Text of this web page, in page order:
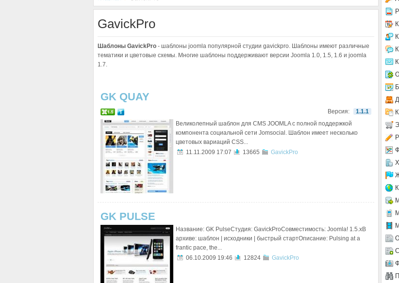
GavickPro
Шаблоны GavickPro - шаблоны joomla популярной студии gavickpro. Шаблоны имеют различные
тематики и цветовые схемы. Многие шаблоны поддерживают версии Joomla 1.0, 1.5, 1.6 и joomla
1.7.
GK QUAY
Версия:
1.1.1
Великолепный шаблон для CMS JOOMLA с полной поддержкой
компонента социальной сети Jomsocial. Шаблон имеет несколько
цветовых вариаций CSS...
11.11.2009 17:07
13665 GavickPro
GK PULSE
Название: GK PulseСтудия: GavickProСовместимость: Joomla! 1.5.xВ
архиве: шаблон | исходники | быстрый стартОписание: Pulsing at a
frantic pace, the...
06.10.2009 19:46
12824 GavickPro